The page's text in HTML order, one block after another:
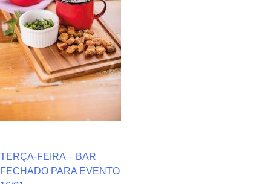
Navegação
TERÇA-FEIRA – BAR
FECHADO PARA EVENTO